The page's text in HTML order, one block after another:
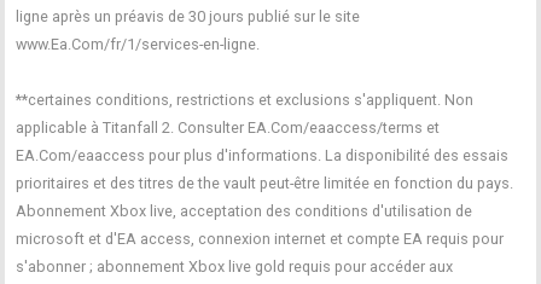
ligne après un préavis de 30 jours publié sur le site
www.Ea.Com/fr/1/services-en-ligne.
**certaines conditions, restrictions et exclusions s'appliquent. Non
applicable à Titanfall 2. Consulter EA.Com/eaaccess/terms et
EA.Com/eaaccess pour plus d'informations. La disponibilité des essais
prioritaires et des titres de the vault peut-être limitée en fonction du pays.
Abonnement Xbox live, acceptation des conditions d'utilisation de
microsoft et d'EA access, connexion internet et compte EA requis pour
s'abonner ; abonnement Xbox live gold requis pour accéder aux